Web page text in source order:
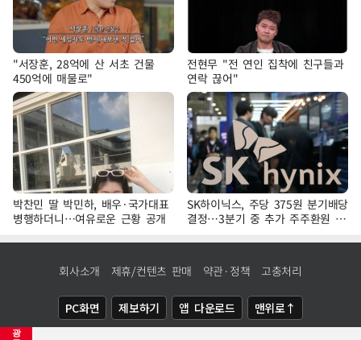
광
"서장훈, 28억에 산 서초 건물
450억에 매물로"
전현무 "전 연인 집착에 친구들과
연락 끊어"
박찬민 딸 박민하, 배우·국가대표
병행하더니…여유로운 근황 공개
SK하이닉스, 주당 375원 분기배당
결정…3분기 중 추가 주주환원 발
표
회사소개 제휴/컨텐츠 판매 약관·정책 고충처리
PC화면 제보하기 앱 다운로드 맨위로↑